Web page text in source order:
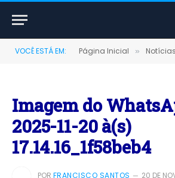
VOCÊ ESTÁ EM: Página Inicial » Notícias
Imagem do
2025-11-20 à(s)
17.14.16_1f58beb4
POR FRANCISCO SANTOS
20 DE